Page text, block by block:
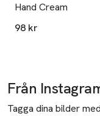
Hand Cream
98 kr
Från
Tagga dina bilder